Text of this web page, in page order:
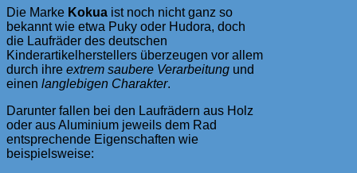
Die Marke Kokua ist noch nicht ganz so
bekannt wie etwa Puky oder Hudora, doch
die Laufräder des deutschen
Kinderartikelherstellers überzeugen vor allem
durch ihre extrem saubere Verarbeitung und
einen langlebigen Charakter.
Darunter fallen bei den Laufrädern aus Holz
oder aus Aluminium jeweils dem Rad
entsprechende Eigenschaften wie
beispielsweise: